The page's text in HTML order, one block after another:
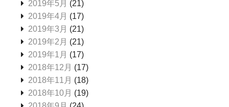
2019年5月 (21)
2019年4月 (17)
2019年3月 (21)
2019年2月 (21)
2019年1月 (17)
2018年12月 (17)
2018年11月 (18)
2018年10月 (19)